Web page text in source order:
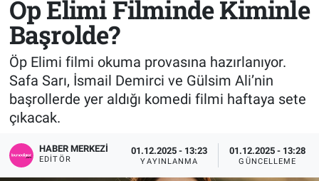
Öp Elimi Filminde Kiminle
Başrolde?
Öp Elimi filmi okuma provasına hazırlanıyor.
Safa Sarı, İsmail Demirci ve Gülsim Ali’nin
başrollerde yer aldığı komedi filmi haftaya sete
çıkacak.
HABER MERKEZI
EDITÖR
01.12.2025 - 13:23
YAYINLANMA
01.12.2025 - 13:28
GÜNCELLEME
Sağlık
Spor
Teknoloji
KÜLTÜR SANAT